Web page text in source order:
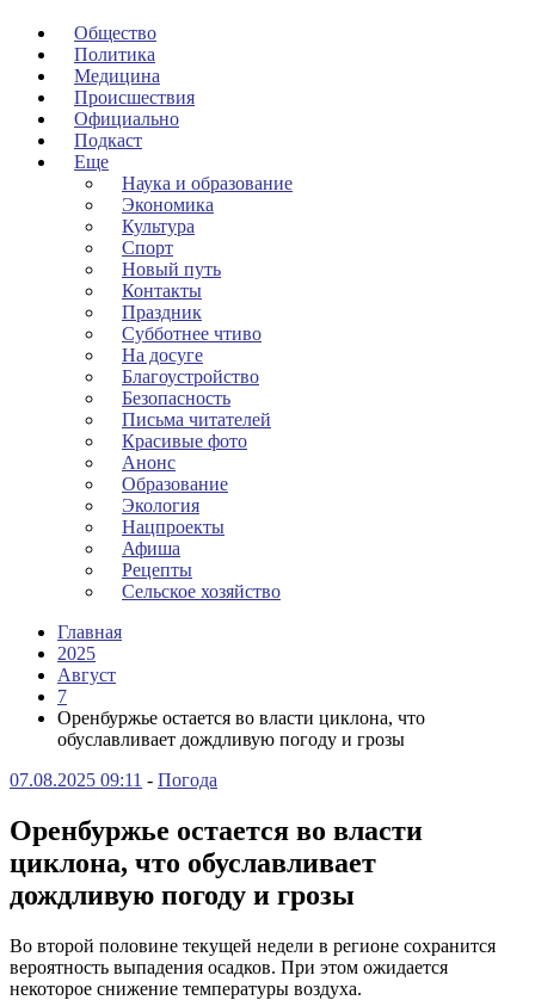
Общество
Политика
Медицина
Происшествия
Официально
Подкаст
Еще
Наука и образование
Экономика
Культура
Спорт
Новый путь
Контакты
Праздник
Субботнее чтиво
На досуге
Благоустройство
Безопасность
Письма читателей
Красивые фото
Анонс
Образование
Экология
Нацпроекты
Афиша
Рецепты
Сельское хозяйство
Главная
2025
Август
7
Оренбуржье остается во власти циклона, что
обуславливает дождливую погоду и грозы
07.08.2025 09:11 - Погода
Оренбуржье остается во власти
циклона, что обуславливает
дождливую погоду и грозы
Во второй половине текущей недели в регионе сохранится
вероятность выпадения осадков. При этом ожидается
некоторое снижение температуры воздуха.